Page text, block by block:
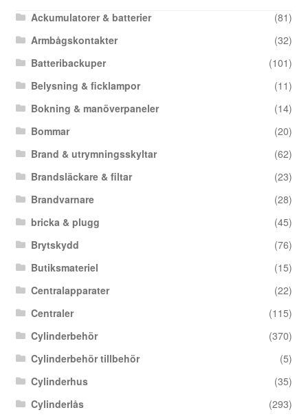
Ackumulatorer & batterier
(81)
Armbågskontakter
(32)
Batteribackuper
(101)
Belysning & ficklampor
(11)
Bokning & manöverpaneler
(14)
Bommar
(20)
Brand & utrymningsskyltar
(62)
Brandsläckare & filtar
(23)
Brandvarnare
(28)
bricka & plugg
(45)
Brytskydd
(76)
Butiksmateriel
(15)
Centralapparater
(22)
Centraler
(115)
Cylinderbehör
(370)
Cylinderbehör tillbehör
(5)
Cylinderhus
(35)
Cylinderlås
(293)